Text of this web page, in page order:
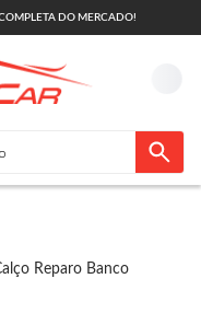
DO MERCADO!
Reparo Banco